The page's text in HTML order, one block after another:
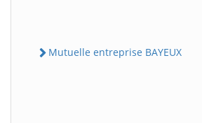
Mutuelle entreprise BAYEUX